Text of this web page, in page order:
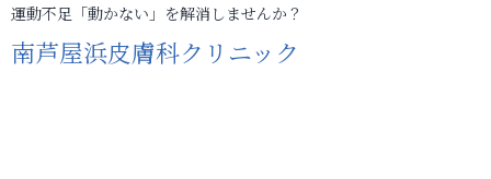
運動不足「動かない」を解消しませんか？
南芦屋浜皮膚科クリニック